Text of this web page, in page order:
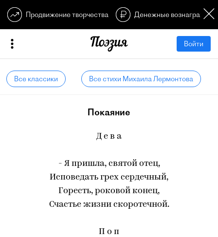
Продвижение творчества Денежные
Войти
Все классики Все стихи Михаила Лермонтова
Покаяние
Д е в а
- Я пришла, святой отец,
Исповедать грех сердечный,
Горесть, роковой конец,
Счастье жизни скоротечной.
П о п